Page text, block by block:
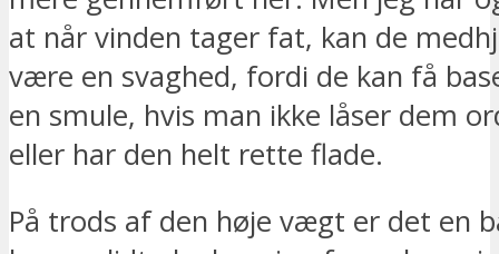
at når vinden tager fat, kan de
være en svaghed, fordi de kan få
en smule, hvis man ikke låser dem
eller har den helt rette flade.
På trods af den høje vægt er det en